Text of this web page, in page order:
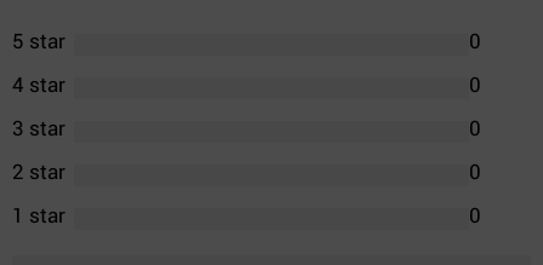
5 star
0
4 star
0
3 star
0
2 star
0
1 star
0